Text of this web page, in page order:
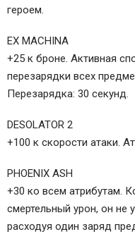
героем.
EX MACHINA
+25 к броне. Активная
перезарядки всех
Перезарядка: 30 секунд.
DESOLATOR 2
+100 к скорости атаки.
PHOENIX ASH
+30 ко всем атрибутам.
смертельный урон, он не
расходуя один заряд